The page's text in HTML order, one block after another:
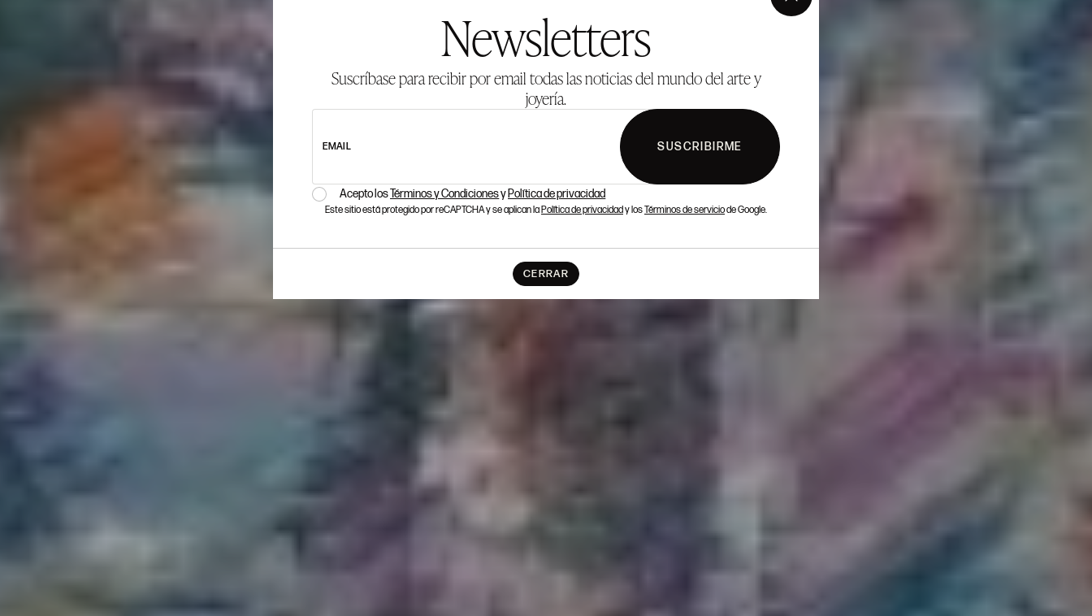
Newsletters
Suscríbase para recibir por email todas las noticias del mundo del arte y
joyería.
EMAIL SUSCRIBIRME
Acepto losTérminos y Condicionesy Política de privacidad
Este sitio está protegido por reCAPTCHA y se aplican laPolítica de privacidady losTérminos de serviciode Google.
CERRAR
×